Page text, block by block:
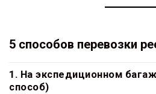
5 способов перевозки
1. На экспедиционном
способ)